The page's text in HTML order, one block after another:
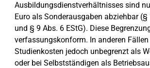
Ausbildungsdienstverhältnisses sind
Euro als Sonderausgaben abziehbar (§
und § 9 Abs. 6 EStG). Diese
verfassungskonform. In anderen
Studienkosten jedoch unbegrenzt als
oder bei Selbstständigen als